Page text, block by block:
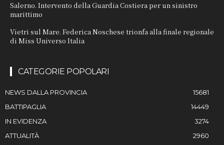
Salerno. Intervento della Guardia Costiera per un sinistro
marittimo
Vietri sul Mare. Federica Noschese trionfa alla finale regionale
di Miss Universo Italia
CATEGORIE POPOLARI
NEWS DALLA PROVINCIA
15681
BATTIPAGLIA
14449
IN EVIDENZA
3274
ATTUALITÀ
2960